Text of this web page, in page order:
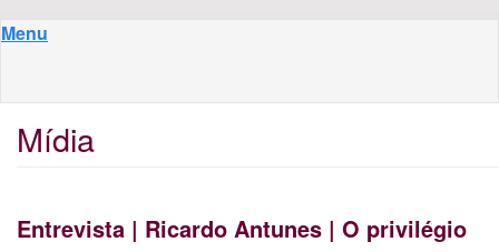
Menu
Mídia
Entrevista | Ricardo Antunes | O privilégio